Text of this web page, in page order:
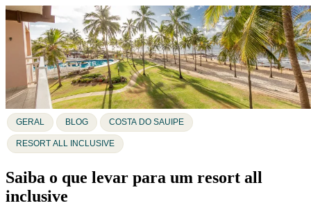
GERAL BLOG COSTA DO SAUIPE
RESORT ALL INCLUSIVE
Saiba o que levar para um resort all
inclusive